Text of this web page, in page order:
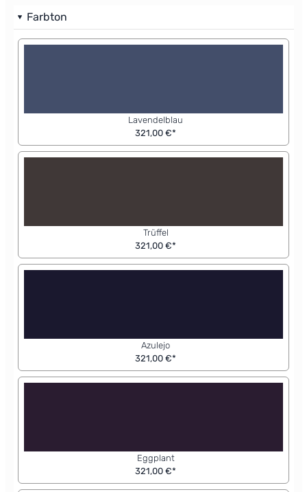
Farbton
Lavendelblau
321,00 €*
Trüffel
321,00 €*
Azulejo
321,00 €*
Eggplant
321,00 €*